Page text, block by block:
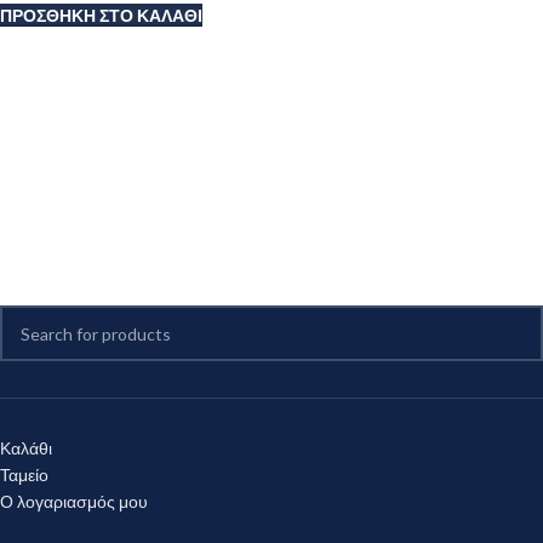
ΠΡΟΣΘΉΚΗ ΣΤΟ ΚΑΛΆΘΙ
Καλάθι
Ταμείο
Ο λογαριασμός μου